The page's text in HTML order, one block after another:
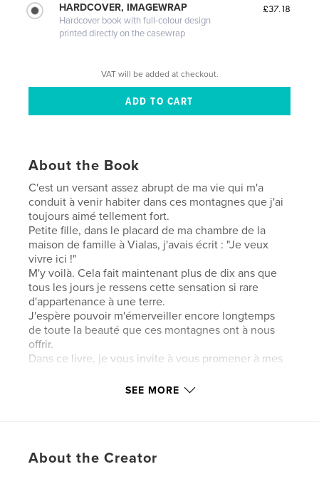
HARDCOVER, IMAGEWRAP
Hardcover book with full-colour design
printed directly on the casewrap
£37.18
VAT will be added at checkout.
About the Book
C'est un versant assez abrupt de ma vie qui m'a
conduit à venir habiter dans ces montagnes que j'ai
toujours aimé tellement fort.
Petite fille, dans le placard de ma chambre de la
maison de famille à Vialas, j'avais écrit : "Je veux
vivre ici !"
M'y voilà. Cela fait maintenant plus de dix ans que
tous les jours je ressens cette sensation si rare
d'appartenance à une terre.
J'espère pouvoir m'émerveiller encore longtemps
de toute la beauté que ces montagnes ont à nous
offrir.
Dans ce livre, je vous invite à vous promener à mes
SEE MORE
About the Creator